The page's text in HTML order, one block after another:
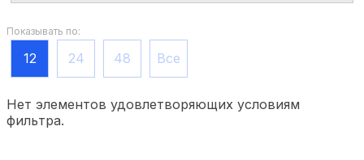
Показывать по:
12 24 48 Все
Нет элементов удовлетворяющих условиям
фильтра.